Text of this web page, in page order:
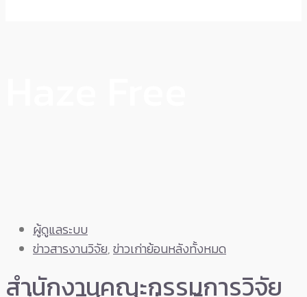
ผู้ดูแลระบบ
ข่าวสารงานวิจัย,ข่าวเก่าย้อนหลังทั้งหมด
สำนักงานคณะกรรมการวิจัย